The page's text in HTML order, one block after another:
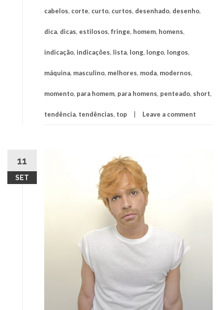
cabelos, corte, curto, curtos, desenhado, desenho,
dica, dicas, estilosos, fringe, homem, homens,
indicação, indicações, lista, long, longo, longos,
máquina, masculino, melhores, moda, modernos,
momento, para homem, para homens, penteado, short,
tendência, tendências, top Leave a comment
11
SET